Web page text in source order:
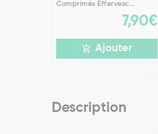
Comprimés Effervesc...
7,90€
Ajouter
Description